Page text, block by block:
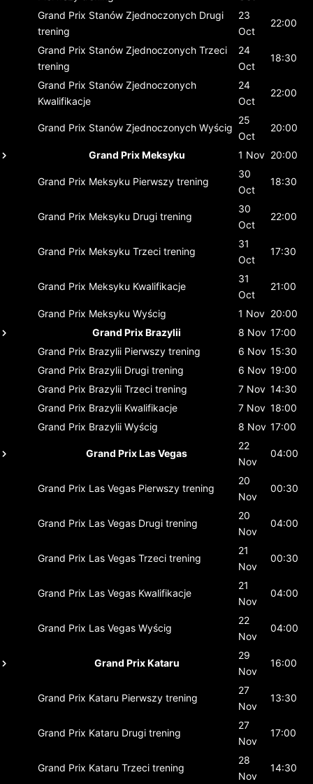
Grand Prix Stanów Zjednoczonych Drugi
trening
23
Oct
22:00
Grand Prix Stanów Zjednoczonych Trzeci
trening
24
Oct
18:30
Grand Prix Stanów Zjednoczonych
Kwalifikacje
24
Oct
22:00
Grand Prix Stanów Zjednoczonych Wyścig
25
Oct
20:00
Grand Prix Meksyku 1 Nov 20:00
Grand Prix Meksyku Pierwszy trening
30
Oct
18:30
Grand Prix Meksyku Drugi trening
30
Oct
22:00
Grand Prix Meksyku Trzeci trening
31
Oct
17:30
Grand Prix Meksyku Kwalifikacje
31
Oct
21:00
Grand Prix Meksyku Wyścig 1 Nov 20:00
Grand Prix Brazylii
8 Nov 17:00
Grand Prix Brazylii Pierwszy trening 6 Nov 15:30
Grand Prix Brazylii Drugi trening 6 Nov 19:00
Grand Prix Brazylii Trzeci trening 7 Nov 14:30
Grand Prix Brazylii Kwalifikacje 7 Nov 18:00
Grand Prix Brazylii Wyścig 8 Nov 17:00
Grand Prix Las Vegas
22
Nov
04:00
Grand Prix Las Vegas Pierwszy trening
20
Nov
00:30
Grand Prix Las Vegas Drugi trening
20
Nov
04:00
Grand Prix Las Vegas Trzeci trening
21
Nov
00:30
Grand Prix Las Vegas Kwalifikacje
21
Nov
04:00
Grand Prix Las Vegas Wyścig
22
Nov
04:00
Grand Prix Kataru
29
Nov
16:00
Grand Prix Kataru Pierwszy trening
27
Nov
13:30
Grand Prix Kataru Drugi trening
27
Nov
17:00
Grand Prix Kataru Trzeci trening
28
Nov
14:30